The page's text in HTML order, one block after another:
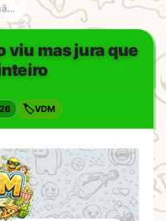
O filme que você não viu mas jura que assistiu inteiro
viu mas jura que
🏷️VDM